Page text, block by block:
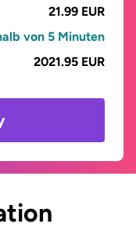
21.99 EUR
von 5 Minuten
2021.95 EUR